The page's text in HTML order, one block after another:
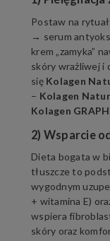
Postaw na
→ serum
krem „zamyka”
skóry wrażliwej i
się Kolagen
– Kolagen
Kolagen
2) Wsparcie
Dieta bogata w
tłuszcze to
wygodnym
+ witamina E)
wspiera
skóry oraz